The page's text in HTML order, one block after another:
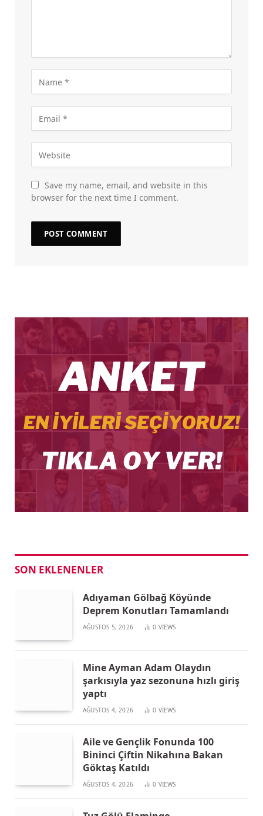
Save my name, email, and website in this
browser for the next time I comment.
SON EKLENENLER
Adıyaman Gölbağ Köyünde
Deprem Konutları Tamamlandı
AĞUSTOS 5, 2026 0 VIEWS
Mine Ayman Adam Olaydın
şarkısıyla yaz sezonuna hızlı giriş
yaptı
AĞUSTOS 4, 2026 0 VIEWS
Aile ve Gençlik Fonunda 100
Bininci Çiftin Nikahına Bakan
Göktaş Katıldı
AĞUSTOS 4, 2026 0 VIEWS